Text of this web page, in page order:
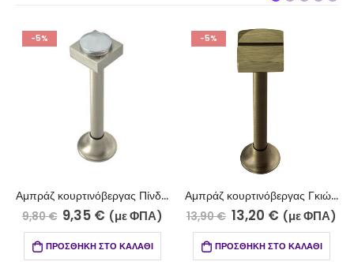
-5%
Αμπράζ κουρτινόβεργας Πίνδος νίκλε ματ -χρώμιο 060-7610
9,80€ 9,35 € (με ΦΠΑ)
ΠΡΟΣΘΉΚΗ ΣΤΟ ΚΑΛΆΘΙ
-5%
Αμπράζ κουρτινόβεργας Γκιώνα μπρονζέ 060-7316
13,90€ 13,20 € (με ΦΠΑ)
ΠΡΟΣΘΉΚΗ ΣΤΟ ΚΑΛΆΘΙ